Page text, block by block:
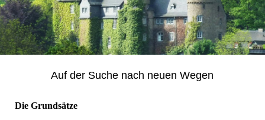
Auf der Suche nach neuen Wegen
Die Grundsätze